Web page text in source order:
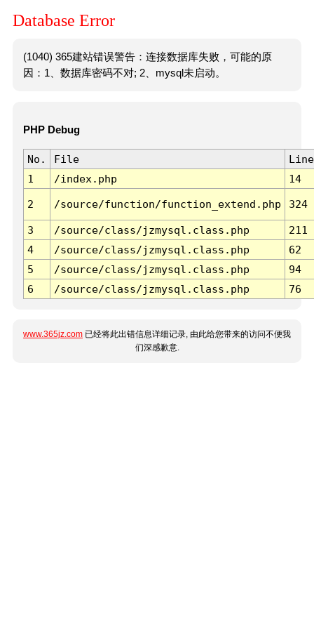
Database Error
(1040) 365建站错误警告：连接数据库失败，可能的原
因：1、数据库密码不对; 2、mysql未启动。
PHP Debug
No. File
Line
1
/index.php 14
2 /source/function/function_extend.php 324
3 /source/class/jzmysql.class.php
211
4
/source/class/jzmysql.class.php
62
5
/source/class/jzmysql.class.php
94
6
/source/class/jzmysql.class.php 76
www.365jz.com 已经将此出错信息详细记录, 由此给您带来的访问不便我
们深感歉意.